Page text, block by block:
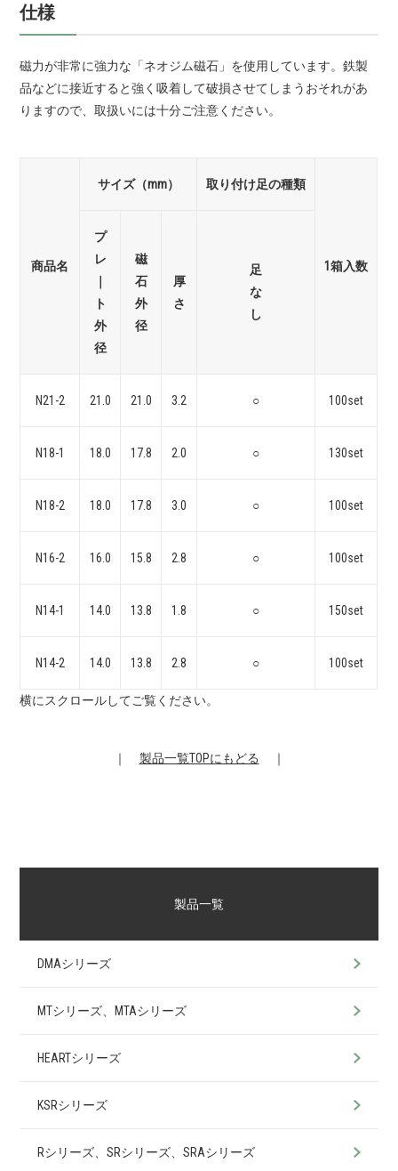
仕様
磁力が非常に強力な「ネオジム磁石」を使用しています。鉄製
品などに接近すると強く吸着して破損させてしまうおそれがあ
りますので、取扱いには十分ご注意ください。
商品名
サイズ（mm） 取り付け足の種類
1箱入数
プ
レ
ト
外
径
磁
石
外
径
厚
さ
足
な
し
N21-2 21.0 21.0 3.2 ○ 100set
N18-1 18.0 17.8 2.0 ○ 130set
N18-2 18.0 17.8 3.0 ○ 100set
N16-2 16.0 15.8 2.8 ○ 100set
N14-1 14.0 13.8 1.8 ○ 150set
N14-2 14.0 13.8 2.8 ○ 100set
横にスクロールしてご覧ください。
｜ 製品一覧TOPにもどる ｜
製品一覧
DMAシリーズ
MTシリーズ、MTAシリーズ
HEARTシリーズ
KSRシリーズ
Rシリーズ、SRシリーズ、SRAシリーズ